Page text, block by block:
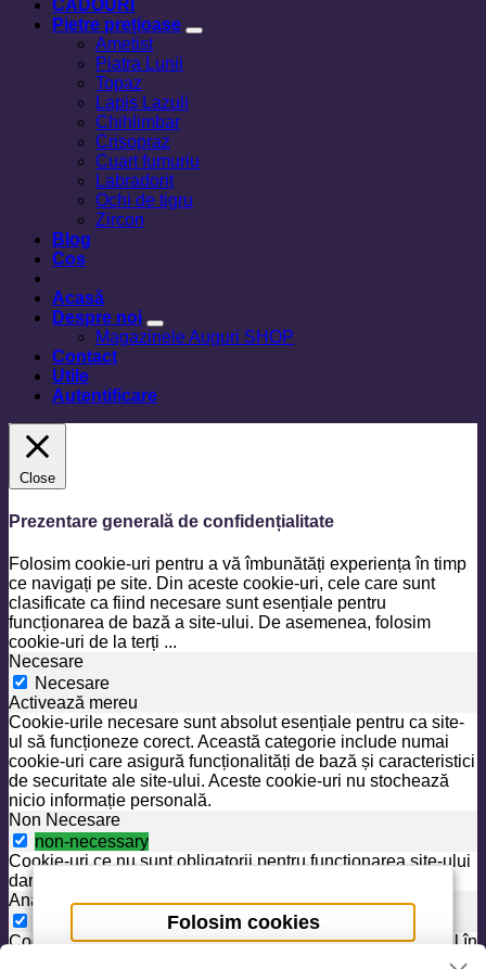
CADOURI
Pietre prețioase
Ametist
Piatra Lunii
Topaz
Lapis Lazuli
Chihlimbar
Crisopraz
Cuart fumuriu
Labradorit
Ochi de tigru
Zircon
Blog
Cos
Acasă
Despre noi
Magazinele Auguri SHOP
Contact
Utile
Autentificare
Folosim cookies
Close
Prezentare generală de confidențialitate
Folosim cookie-uri pentru a vă îmbunătăți experiența în timp
ce navigați pe site. Din aceste cookie-uri, cele care sunt
clasificate ca fiind necesare sunt esențiale pentru
funcționarea de bază a site-ului. De asemenea, folosim
cookie-uri de la terți ...
Necesare
Necesare
Activează mereu
Cookie-urile necesare sunt absolut esențiale pentru ca site-
ul să funcționeze corect. Această categorie include numai
cookie-uri care asigură funcționalități de bază și caracteristici
de securitate ale site-ului. Aceste cookie-uri nu stochează
nicio informație personală.
Non Necesare
non-necessary
Cookie-uri ce nu sunt obligatorii pentru funcționarea site-ului
dar aduc facilități suplimenatre
Analiza
Cookie-urile analitice sunt utilizate pentru a înțelege modul în
care vizitatorii interacționează cu site-ul. Aceste cookie-uri